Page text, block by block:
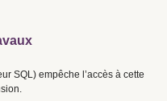
SQL) empêche l’accès à cette